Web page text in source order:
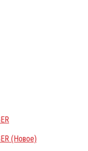
(Новое)